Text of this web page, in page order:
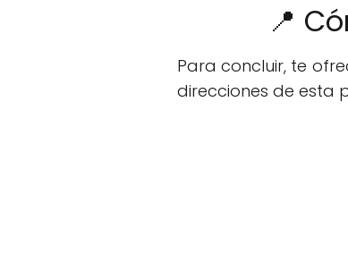
📍
Para concluir, te
direcciones de esta